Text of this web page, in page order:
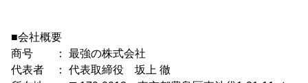
■会社概要
商号 ： 最強の株式会社
代表者 ： 代表取締役 坂上 徹